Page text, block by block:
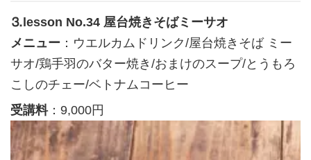
⒊lesson No.34 屋台焼きそばミーサオ
メニュー ：ウエルカムドリンク/屋台焼きそば ミー
サオ/鶏手羽のバター焼き/おまけのスープ/とうもろ
こしのチェー/ベトナムコーヒー
受講料：9,000円